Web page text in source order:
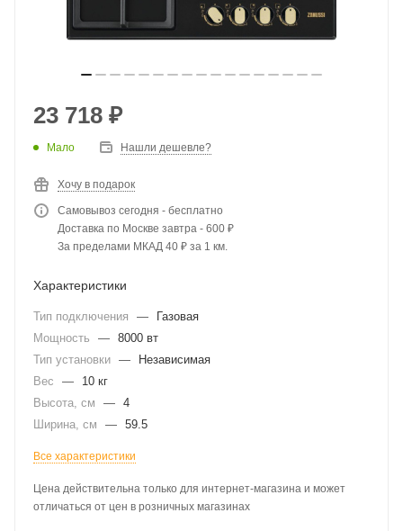
23 718 ₽
Мало Нашли дешевле?
Хочу в подарок
Самовывоз сегодня - бесплатно
Доставка по Москве завтра - 600 ₽
За пределами МКАД 40 ₽ за 1 км.
Характеристики
Тип подключения —
Газовая
Мощность
— 8000 вт
Тип установки —
Независимая
Вес
—
10 кг
Высота, см
— 4
Ширина, см
— 59.5
Все характеристики
Цена действительна только для интернет-магазина и может
отличаться от цен в розничных магазинах